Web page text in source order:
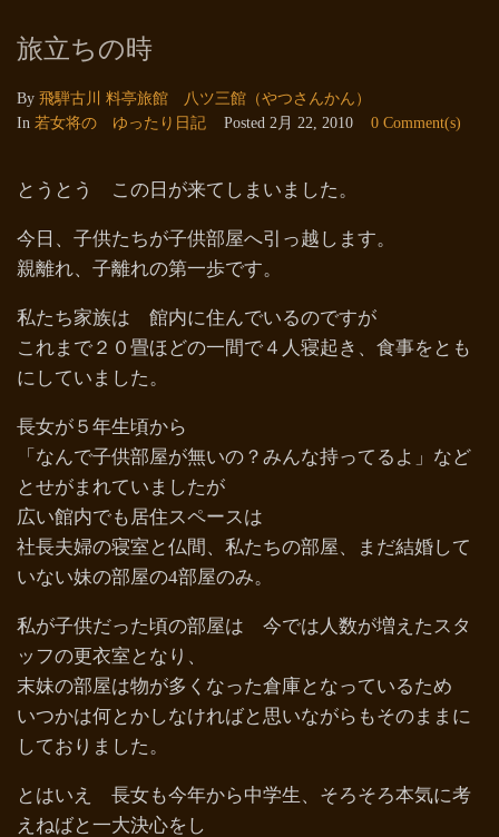
旅立ちの時
By 飛騨古川 料亭旅館 八ツ三館（やつさんかん）
In 若女将の ゆったり日記 Posted 2月 22, 2010 0 Comment(s)
とうとう この日が来てしまいました。
今日、子供たちが子供部屋へ引っ越します。
親離れ、子離れの第一歩です。
私たち家族は 館内に住んでいるのですが
これまで２０畳ほどの一間で４人寝起き、食事をとも
にしていました。
長女が５年生頃から
「なんで子供部屋が無いの？みんな持ってるよ」など
とせがまれていましたが
広い館内でも居住スペースは
社長夫婦の寝室と仏間、私たちの部屋、まだ結婚して
いない妹の部屋の4部屋のみ。
私が子供だった頃の部屋は 今では人数が増えたスタ
ッフの更衣室となり、
末妹の部屋は物が多くなった倉庫となっているため
いつかは何とかしなければと思いながらもそのままに
しておりました。
とはいえ 長女も今年から中学生、そろそろ本気に考
えねばと一大決心をし